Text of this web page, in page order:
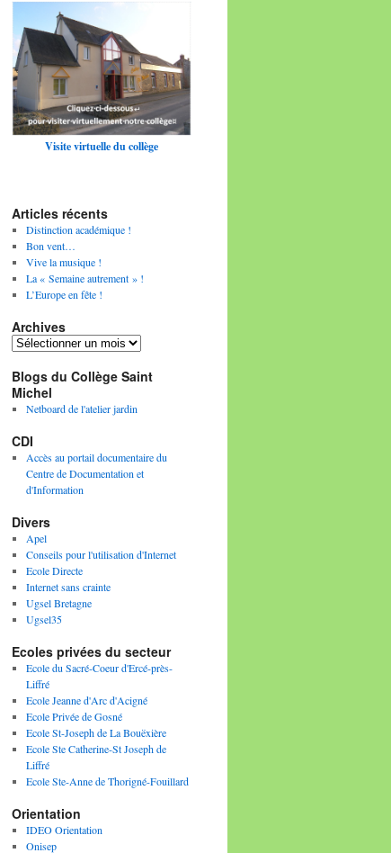
Visite virtuelle du collège
Articles récents
Distinction académique !
Bon vent…
Vive la musique !
La « Semaine autrement » !
L’Europe en fête !
Archives
Archives
Blogs du Collège Saint
Michel
Netboard de l'atelier jardin
CDI
Accès au portail documentaire du
Centre de Documentation et
d'Information
Divers
Apel
Conseils pour l'utilisation d'Internet
Ecole Directe
Internet sans crainte
Ugsel Bretagne
Ugsel35
Ecoles privées du secteur
Ecole du Sacré-Coeur d'Ercé-près-
Liffré
Ecole Jeanne d'Arc d'Acigné
Ecole Privée de Gosné
Ecole St-Joseph de La Bouëxière
Ecole Ste Catherine-St Joseph de
Liffré
Ecole Ste-Anne de Thorigné-Fouillard
Orientation
IDEO Orientation
Onisep